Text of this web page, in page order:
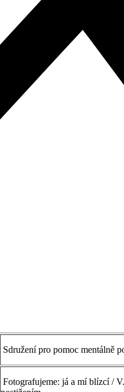
Sdružení pro pomoc mentálně
Fotografujeme: já a mí blízcí /